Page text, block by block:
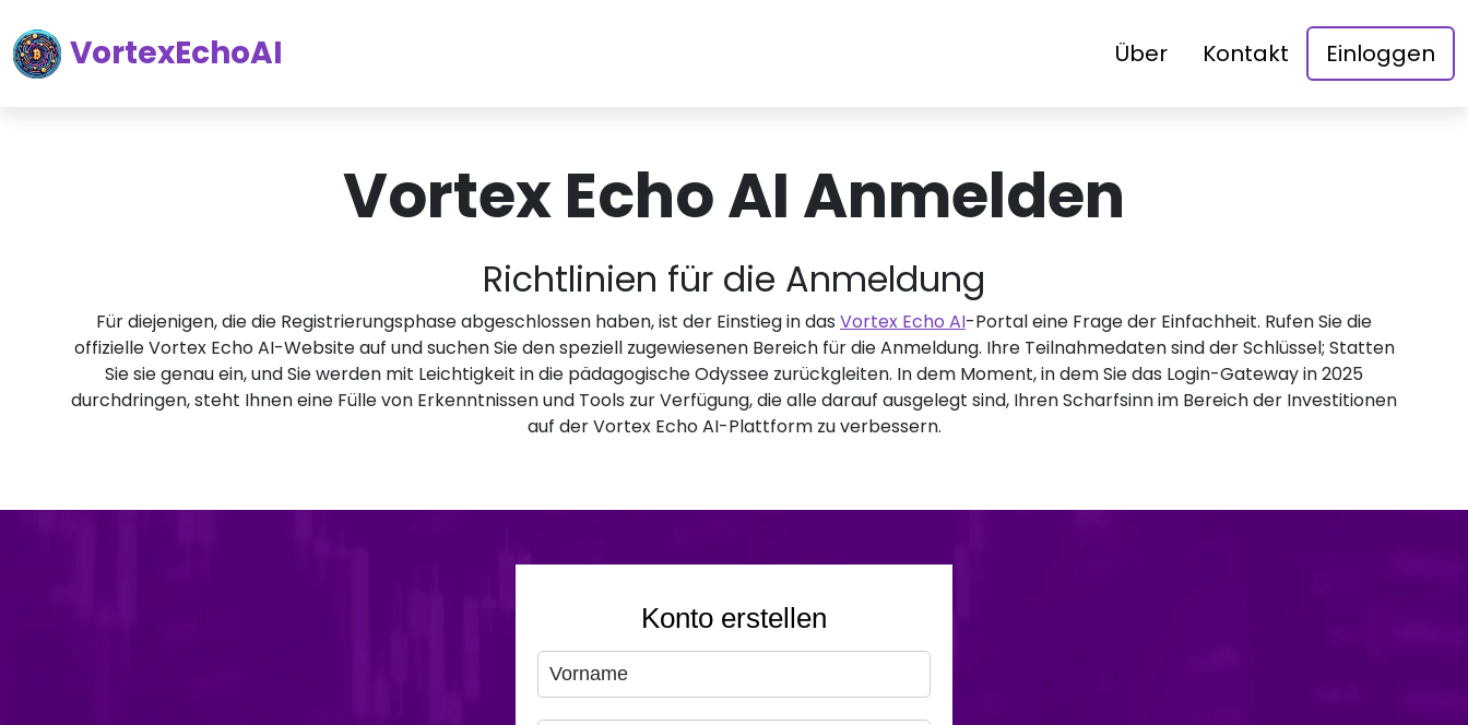
VortexEchoAI Über Kontakt Einloggen
Vortex Echo AI Anmelden
Richtlinien für die Anmeldung
Für diejenigen, die die Registrierungsphase abgeschlossen haben, ist der Einstieg in das Vortex Echo AI-Portal eine Frage der Einfachheit. Rufen Sie die
offizielle Vortex Echo AI-Website auf und suchen Sie den speziell zugewiesenen Bereich für die Anmeldung. Ihre Teilnahmedaten sind der Schlüssel; Statten
Sie sie genau ein, und Sie werden mit Leichtigkeit in die pädagogische Odyssee zurückgleiten. In dem Moment, in dem Sie das Login-Gateway in 2025
durchdringen, steht Ihnen eine Fülle von Erkenntnissen und Tools zur Verfügung, die alle darauf ausgelegt sind, Ihren Scharfsinn im Bereich der Investitionen
auf der Vortex Echo AI-Plattform zu verbessern.